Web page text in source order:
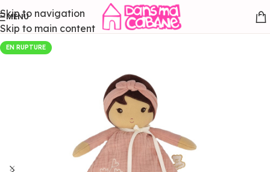
Skip to navigation
Skip to main content
MENU
EN RUPTURE